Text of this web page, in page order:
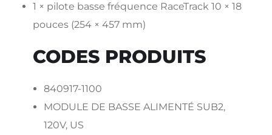
1 × pilote basse fréquence RaceTrack 10 × 18
pouces (254 × 457 mm)
CODES PRODUITS
840917-1100
MODULE DE BASSE ALIMENTÉ SUB2,
120V, US